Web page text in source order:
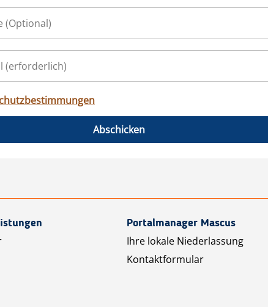
Abschicken
Portalmanager Mascus
Ihre lokale Niederlassung
Kontaktformular